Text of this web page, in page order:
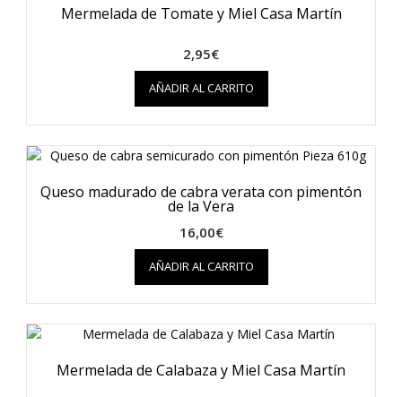
Mermelada de Tomate y Miel Casa Martín
2,95€
AÑADIR AL CARRITO
Queso madurado de cabra verata con pimentón
de la Vera
16,00€
AÑADIR AL CARRITO
Mermelada de Calabaza y Miel Casa Martín